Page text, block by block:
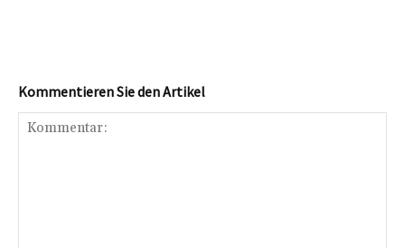
Kommentieren Sie den Artikel